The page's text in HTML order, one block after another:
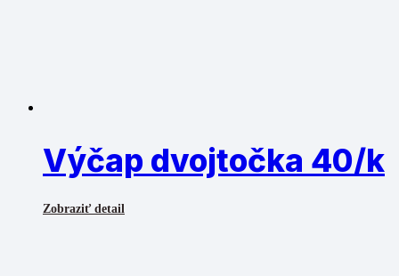
Výčap dvojtočka 40/k
Zobraziť detail